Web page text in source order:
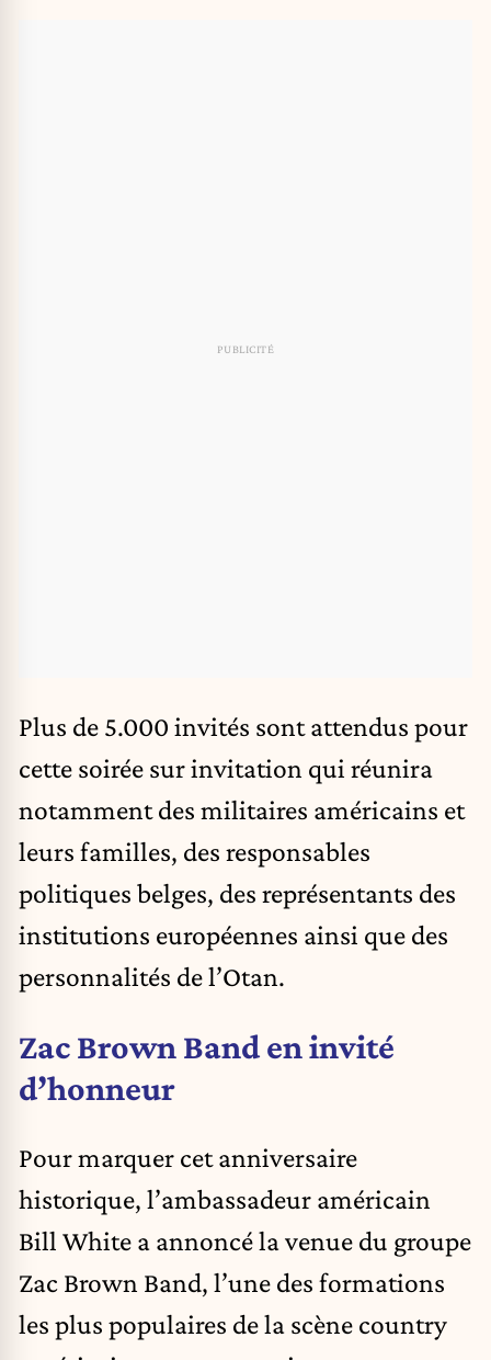
Plus de 5.000 invités sont attendus pour
cette soirée sur invitation qui réunira
notamment des militaires américains et
leurs familles, des responsables
politiques belges, des représentants des
institutions européennes ainsi que des
personnalités de l’Otan.
Zac Brown Band en invité
d’honneur
Pour marquer cet anniversaire
historique, l’ambassadeur américain
Bill White a annoncé la venue du groupe
Zac Brown Band, l’une des formations
les plus populaires de la scène country